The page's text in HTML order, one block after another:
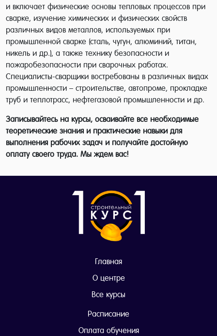
и включает физические основы тепловых процессов при
сварке, изучение химических и физических свойств
различных видов металлов, используемых при
промышленной сварке (сталь, чугун, алюминий, титан,
никель и др.), а также технику безопасности и
пожаробезопасности при сварочных работах.
Специалисты-сварщики востребованы в различных видах
промышленности – строительстве, автопроме, прокладке
труб и теплотрасс, нефтегазовой промышленности и др.
Записывайтесь на курсы, осваивайте все необходимые
теоретические знания и практические навыки для
выполнения рабочих задач и получайте достойную
оплату своего труда. Мы ждем вас!
Главная
О центре
Все курсы
Расписание
Оплата обучения